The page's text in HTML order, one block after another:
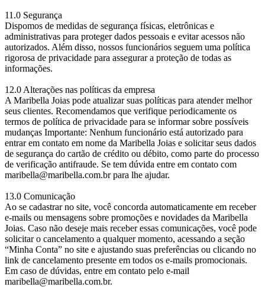
11.0 Segurança
Dispomos de medidas de segurança físicas, eletrônicas e
administrativas para proteger dados pessoais e evitar acessos não
autorizados. Além disso, nossos funcionários seguem uma política
rigorosa de privacidade para assegurar a proteção de todas as
informações.
12.0 Alterações nas políticas da empresa
A Maribella Joias pode atualizar suas políticas para atender melhor
seus clientes. Recomendamos que verifique periodicamente os
termos de política de privacidade para se informar sobre possíveis
mudanças Importante: Nenhum funcionário está autorizado para
entrar em contato em nome da Maribella Joias e solicitar seus dados
de segurança do cartão de crédito ou débito, como parte do processo
de verificação antifraude. Se tem dúvida entre em contato com
maribella@maribella.com.br para lhe ajudar.
13.0 Comunicação
Ao se cadastrar no site, você concorda automaticamente em receber
e-mails ou mensagens sobre promoções e novidades da Maribella
Joias. Caso não deseje mais receber essas comunicações, você pode
solicitar o cancelamento a qualquer momento, acessando a seção
“Minha Conta” no site e ajustando suas preferências ou clicando no
link de cancelamento presente em todos os e-mails promocionais.
Em caso de dúvidas, entre em contato pelo e-mail
maribella@maribella.com.br.